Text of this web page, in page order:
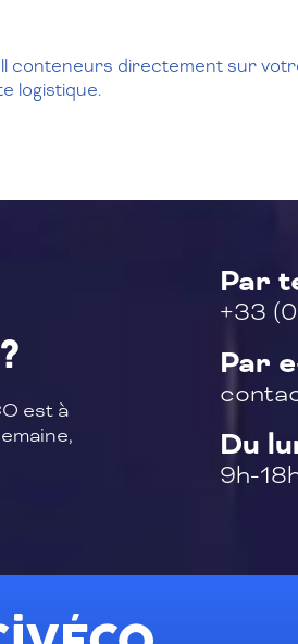
conteneurs directement sur
logistique.
est à
Par
+33
Par
Du
9h-